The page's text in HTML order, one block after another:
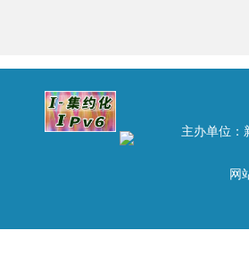
印发给你们
主办单位：
网